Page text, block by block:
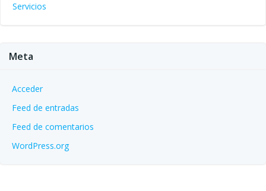
Servicios
Meta
Acceder
Feed de entradas
Feed de comentarios
WordPress.org